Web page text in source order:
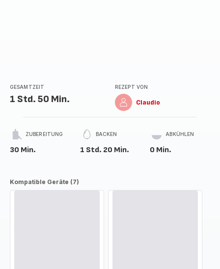
GESAMTZEIT
1 Std. 50 Min.
REZEPT VON
Claudio
ZUBEREITUNG
30 Min.
BACKEN
1 Std. 20 Min.
ABKÜHLEN
0 Min.
Kompatible Geräte (7)